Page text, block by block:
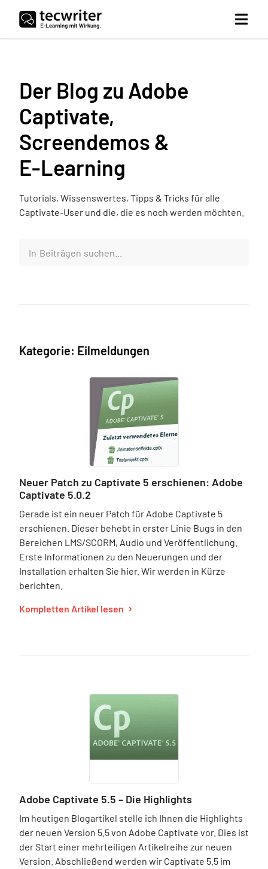
Der Blog zu Adobe
Captivate,
Screendemos &
E‑Learning
Tutorials, Wissenswertes, Tipps & Tricks für alle
Captivate-User und die, die es noch werden möchten.
Kategorie: Eilmeldungen
Neuer Patch zu Captivate 5 erschienen: Adobe
Captivate 5.0.2
Gerade ist ein neuer Patch für Adobe Captivate 5
erschienen. Dieser behebt in erster Linie Bugs in den
Bereichen LMS/SCORM, Audio und Veröffentlichung.
Erste Informationen zu den Neuerungen und der
Installation erhalten Sie hier. Wir werden in Kürze
berichten.
Kompletten Artikel lesen
Adobe Captivate 5.5 – Die Highlights
Im heutigen Blogartikel stelle ich Ihnen die Highlights
der neuen Version 5.5 von Adobe Captivate vor. Dies ist
der Start einer mehrteiligen Artikelreihe zur neuen
Version. Abschließend werden wir Captivate 5.5 im